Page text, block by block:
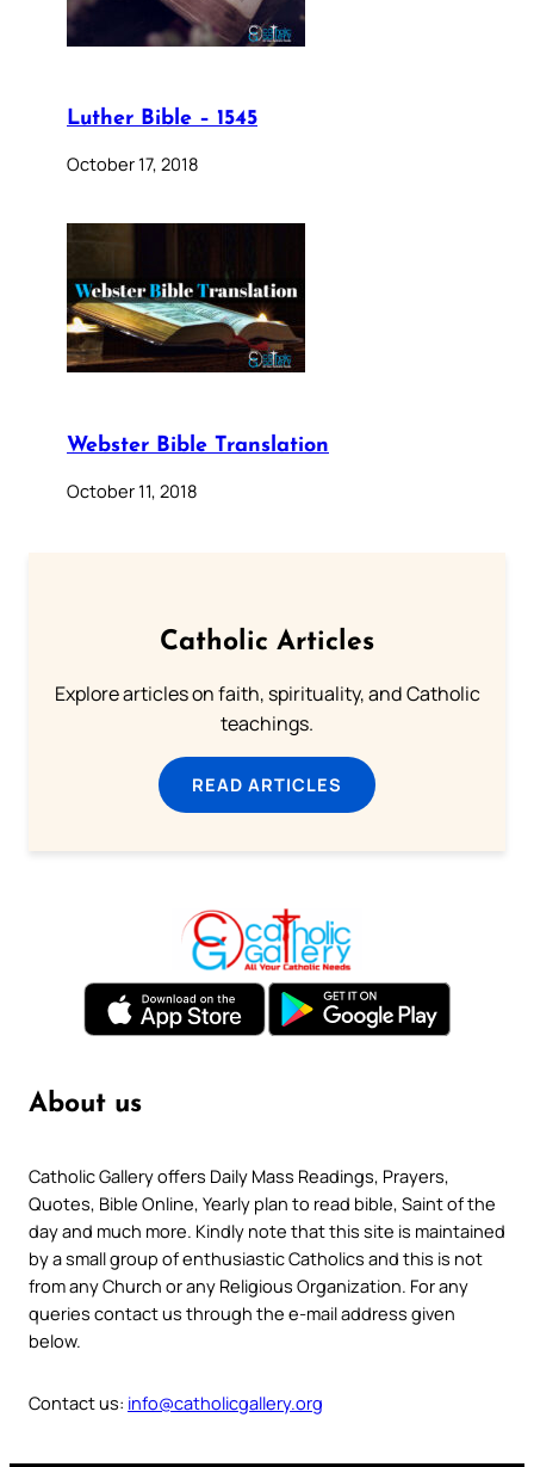
Luther Bible – 1545
October 17, 2018
Webster Bible Translation
October 11, 2018
Catholic Articles
Explore articles on faith, spirituality, and Catholic
teachings.
READ ARTICLES
About us
Catholic Gallery offers Daily Mass Readings, Prayers,
Quotes, Bible Online, Yearly plan to read bible, Saint of the
day and much more. Kindly note that this site is maintained
by a small group of enthusiastic Catholics and this is not
from any Church or any Religious Organization. For any
queries contact us through the e-mail address given
below.
Contact us: info@catholicgallery.org